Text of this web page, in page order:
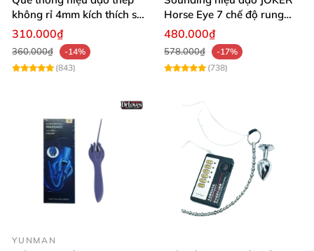
May Rung Joker Horse Eye (1)
Ưu điểm nổi bật của sản phẩm
May Rung Joker Horse Eye (2)
không rỉ 4mm kích thích sâu
mới lạ
310.000₫
360.000₫
-14%
(843)
Horse Eye 7 chế độ rung
sạc pin Hong Kong
480.000₫
578.000₫
-17%
(738)
YUNMAN